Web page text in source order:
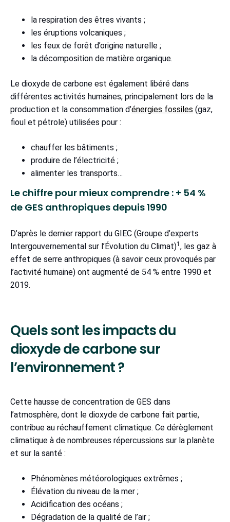
la respiration des êtres vivants ;
les éruptions volcaniques ;
les feux de forêt d’origine naturelle ;
la décomposition de matière organique.
Le dioxyde de carbone est également libéré dans
différentes activités humaines, principalement lors de la
production et la consommation d’énergies fossiles (gaz,
fioul et pétrole) utilisées pour :
chauffer les bâtiments ;
produire de l’électricité ;
alimenter les transports…
Le chiffre pour mieux comprendre : + 54 %
de GES anthropiques depuis 1990
D’après le dernier rapport du GIEC (Groupe d’experts
Intergouvernemental sur l’Évolution du Climat)1 , les gaz à
effet de serre anthropiques (à savoir ceux provoqués par
l’activité humaine) ont augmenté de 54 % entre 1990 et
2019.
Quels sont les impacts du
dioxyde de carbone sur
l’environnement ?
Cette hausse de concentration de GES dans
l’atmosphère, dont le dioxyde de carbone fait partie,
contribue au réchauffement climatique. Ce dérèglement
climatique à de nombreuses répercussions sur la planète
et sur la santé :
Phénomènes météorologiques extrêmes ;
Élévation du niveau de la mer ;
Acidification des océans ;
Dégradation de la qualité de l’air ;